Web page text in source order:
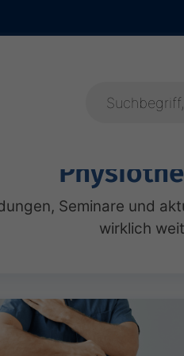
Seminare und
wirklich